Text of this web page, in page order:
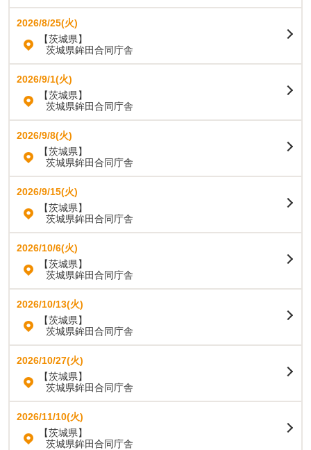
2026/8/25(火)
【茨城県】
茨城県鉾田合同庁舎
2026/9/1(火)
【茨城県】
茨城県鉾田合同庁舎
2026/9/8(火)
【茨城県】
茨城県鉾田合同庁舎
2026/9/15(火)
【茨城県】
茨城県鉾田合同庁舎
2026/10/6(火)
【茨城県】
茨城県鉾田合同庁舎
2026/10/13(火)
【茨城県】
茨城県鉾田合同庁舎
2026/10/27(火)
【茨城県】
茨城県鉾田合同庁舎
2026/11/10(火)
【茨城県】
茨城県鉾田合同庁舎